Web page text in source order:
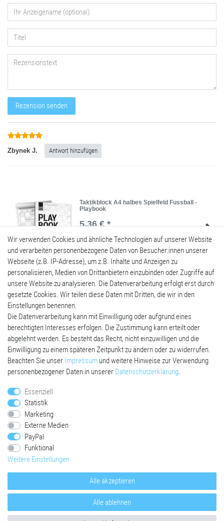
von
5
Bewertungssternen
von
5
Bewertungssternen
von
5
Bewertungssternen
von
5
Bewertungssternen
von
5
Bewertungssternen
Anzeigename
(optional)
Rezension senden
Zbynek J. Antwort hinzufügen
Taktikblock A4 halbes Spielfeld Fussball -
Playbook
5,36 € *
In den Warenkorb
*inkl. ges. MwSt.zzgl.Versandkosten
SHOP
Mein Konto
Versandkosten
Datenschutzerklärung
AGB
Impressum
SERVICE
Widerrufsrecht
Widerrufsformular
Kontakt
© Copyright 2026 | Alle Rechte vorbehalten.
Wir verwenden Cookies und ähnliche Technologien auf unserer Website
und verarbeiten personenbezogene Daten von Besucher:innen unserer
Webseite (z.B. IP-Adresse), um z.B. Inhalte und Anzeigen zu
personalisieren, Medien von Drittanbietern einzubinden oder Zugriffe auf
unsere Website zu analysieren. Die Datenverarbeitung erfolgt erst durch
gesetzte Cookies. Wir teilen diese Daten mit Dritten, die wir in den
Einstellungen benennen.
Die Datenverarbeitung kann mit Einwilligung oder aufgrund eines
berechtigten Interesses erfolgen. Die Zustimmung kann erteilt oder
abgelehnt werden. Es besteht das Recht, nicht einzuwilligen und die
Einwilligung zu einem späteren Zeitpunkt zu ändern oder zu widerrufen.
Beachten Sie unser Impressum und weitere Hinweise zur Verwendung
personenbezogener Daten in unserer Daten­schutz­erklärung.
Essenziell
Statistik
Marketing
Externe Medien
PayPal
Funktional
Weitere Einstellungen
Alle akzeptieren
Alle ablehnen